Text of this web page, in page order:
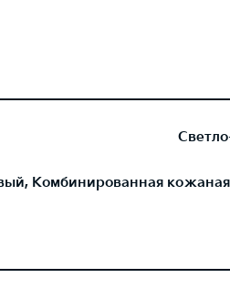
Комбинированная кожаная